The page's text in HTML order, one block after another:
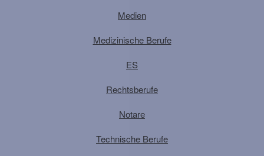
Medien
Medizinische Berufe
ES
Rechtsberufe
Notare
Technische Berufe